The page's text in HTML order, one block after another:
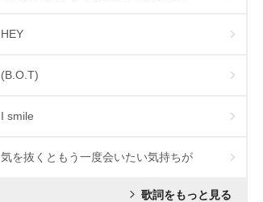
HEY
(B.O.T)
I smile
気を抜くともう一度会いたい気持ちが
歌詞をもっと見る